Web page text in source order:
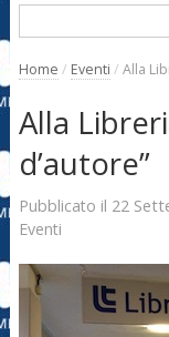
Home / Eventi / Alla
Alla
d’autore”
Pubblicato il 22
Eventi